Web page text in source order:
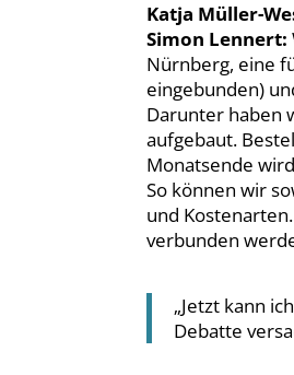
Katja Müller-
Simon Lennert:
Nürnberg, eine
eingebunden)
Darunter haben
aufgebaut.
Monatsende
So können wir
und
verbunden
„Jetzt kann
Debatte